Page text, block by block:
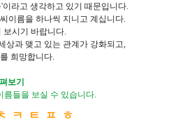
라고 생각하고 있기 때문입니다.
이름을 하나씩 지니고 계십니다.
보시기 바랍니다.
상과 맺고 있는 관계가 강화되고,
희망합니다.
보기
름들을 보실 수 있습니다.
ㅋ ㅌ ㅍ ㅎ